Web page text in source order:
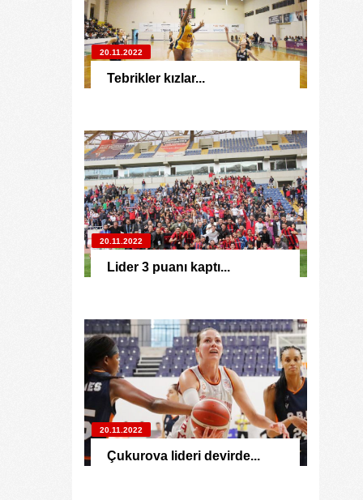
20.11.2022
Tebrikler kızlar...
20.11.2022
Lider 3 puanı kaptı...
20.11.2022
Çukurova lideri devirde...